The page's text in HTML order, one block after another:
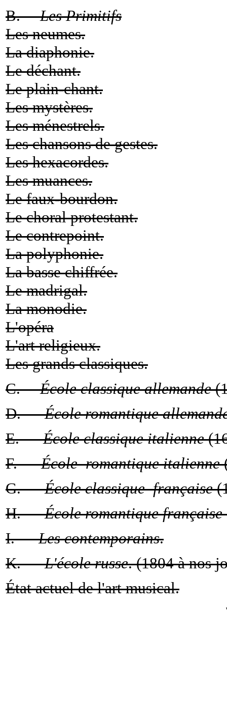
B. —Les Primitifs
Les neumes.
La diaphonie.
Le déchant.
Le plain-chant.
Les mystères.
Les ménestrels.
Les chansons de gestes.
Les hexacordes.
Les muances.
Le faux-bourdon.
Le choral protestant.
Le contrepoint.
La polyphonie.
La basse chiffrée.
Le madrigal.
La monodie.
L'opéra
L'art religieux.
Les grands classiques.
C.—École classique allemande
D. —École romantique
E. —École classique italienne
F. —École romantique italienne
G. —École classique française
H. —École romantique française
I. —Les contemporains.
K. —L'école russe. (1804 à nos
État actuel de l'art musical.